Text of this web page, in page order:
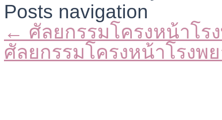
Posts navigation
← ศัลยกรรมโครงหน้าโร
ศัลยกรรมโครงหน้าโรงพ